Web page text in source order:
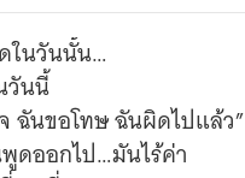
ในวันนั้น…
วันนี้
ฉันขอโทษ ฉันผิดไปแล้ว”
ดออกไป…มันไร้ค่า